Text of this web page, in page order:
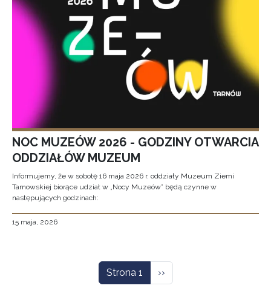
NOC MUZEÓW 2026 - GODZINY OTWARCIA
ODDZIAŁÓW MUZEUM
Informujemy, że w sobotę 16 maja 2026 r. oddziały Muzeum Ziemi
Tarnowskiej biorące udział w „Nocy Muzeów” będą czynne w
następujących godzinach:
15 maja, 2026
Strona 1 Następna strona
››